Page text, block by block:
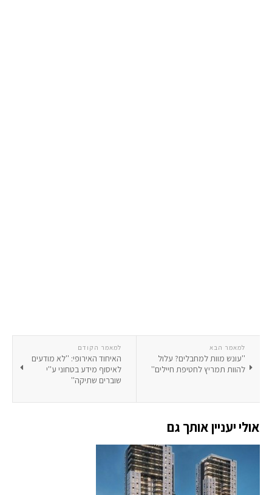
למאמר הקודם
האיחוד האירופי: ''לא מודעים
לאיסוף מידע בטחוני ע''י
שוברים שתיקה''
למאמר הבא
''עונש מוות למחבלים? עלול
להוות תמריץ לחטיפת חיילים''
אולי יעניין אותך גם